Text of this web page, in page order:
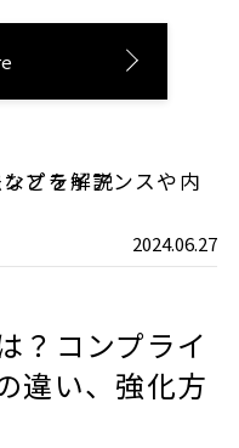
2024.06.27
？コンプライ
違い、強化方